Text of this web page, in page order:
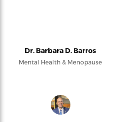
Dr. Barbara D. Barros
Mental Health & Menopause